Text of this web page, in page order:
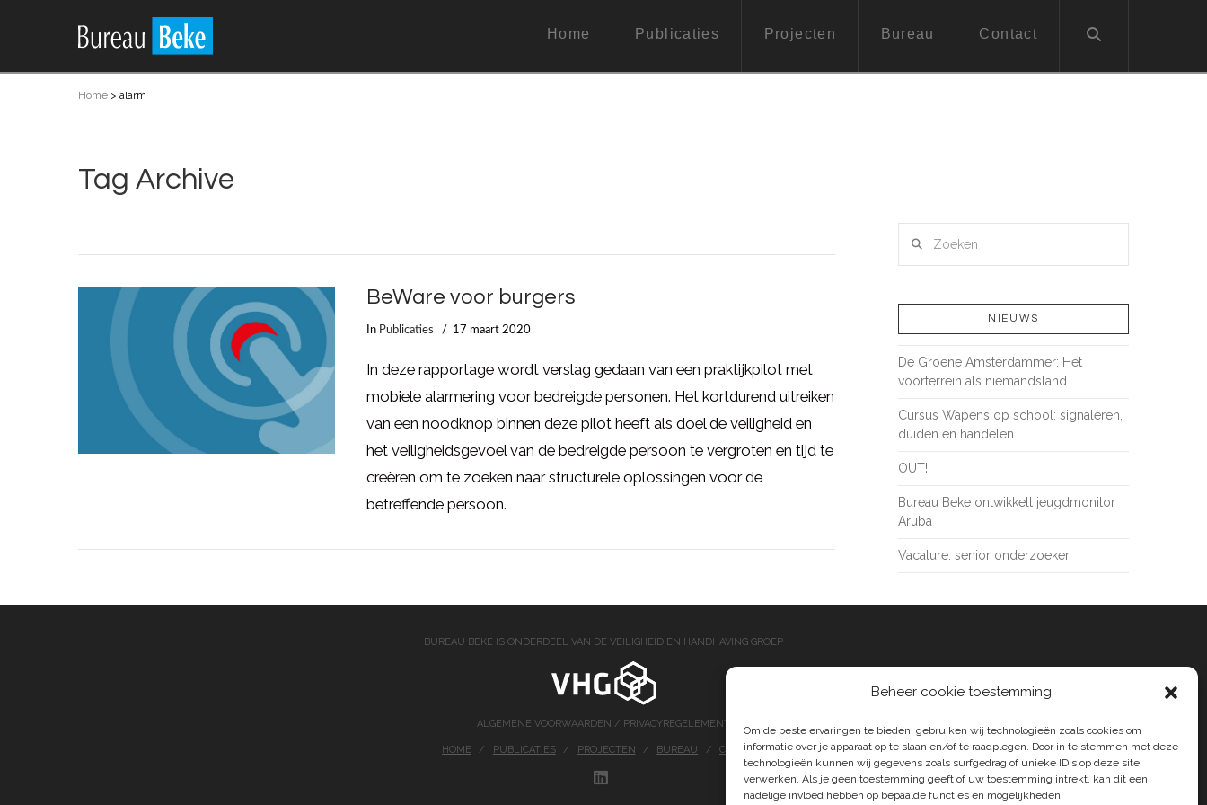
Beheer cookie toestemming
Om de beste ervaringen te bieden, gebruiken wij technologieën zoals cookies om
informatie over je apparaat op te slaan en/of te raadplegen. Door in te stemmen met deze
technologieën kunnen wij gegevens zoals surfgedrag of unieke ID's op deze site
verwerken. Als je geen toestemming geeft of uw toestemming intrekt, kan dit een
nadelige invloed hebben op bepaalde functies en mogelijkheden.
Home Publicaties Projecten Bureau Contact
Home > alarm
Tag Archive
BeWare voor burgers
In Publicaties 17 maart 2020
In deze rapportage wordt verslag gedaan van een praktijkpilot met
mobiele alarmering voor bedreigde personen. Het kortdurend uitreiken
van een noodknop binnen deze pilot heeft als doel de veiligheid en
het veiligheidsgevoel van de bedreigde persoon te vergroten en tijd te
creëren om te zoeken naar structurele oplossingen voor de
betreffende persoon.
NIEUWS
De Groene Amsterdammer: Het
voorterrein als niemandsland
Cursus Wapens op school: signaleren,
duiden en handelen
OUT!
Bureau Beke ontwikkelt jeugdmonitor
Aruba
Vacature: senior onderzoeker
BUREAU BEKE IS ONDERDEEL VAN DE VEILIGHEID EN HANDHAVING GROEP
ALGEMENE VOORWAARDEN / PRIVACYREGELEMENT
HOME PUBLICATIES PROJECTEN BUREAU CONTACT